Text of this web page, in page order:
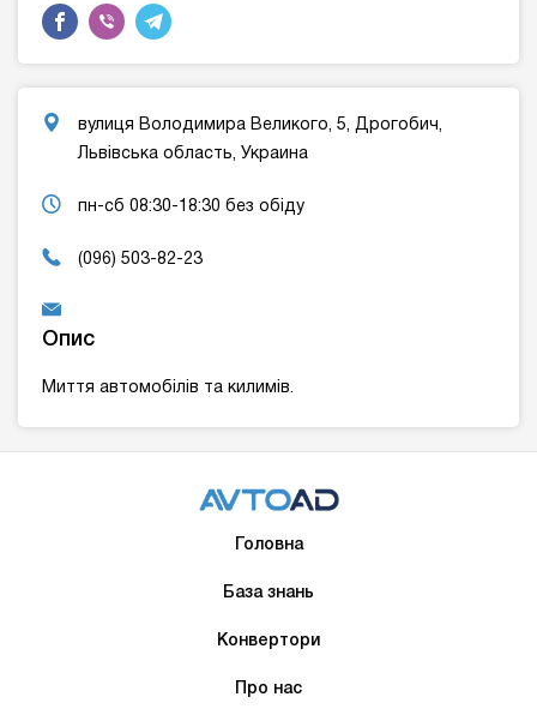
вулиця Володимира Великого, 5, Дрогобич,
Львівська область, Украина
пн-сб 08:30-18:30 без обіду
(096) 503-82-23
Опис
Миття автомобілів та килимів.
Головна
База знань
Конвертори
Про нас